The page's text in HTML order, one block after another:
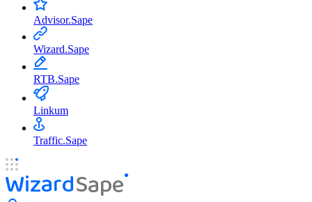
Advisor.Sape
Wizard.Sape
RTB.Sape
Linkum
Traffic.Sape